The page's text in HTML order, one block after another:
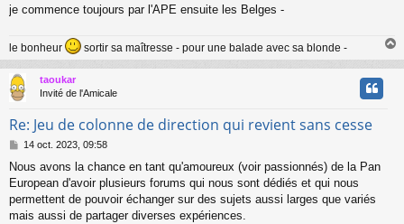
a
je commence toujours par l'APE ensuite les Belges -
le bonheur sortir sa maîtresse - pour une balade avec sa blonde -
a
u
taoukar
Invité de l'Amicale
Re: Jeu de colonne de direction qui revient sans cesse
M
s
s
a
g
14 oct. 2023, 09:58
Nous avons la chance en tant qu'amoureux (voir passionnés) de la Pan
European d'avoir plusieurs forums qui nous sont dédiés et qui nous
permettent de pouvoir échanger sur des sujets aussi larges que variés
mais aussi de partager diverses expériences.